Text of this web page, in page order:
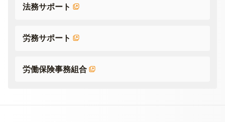
法務サポート
労務サポート
労働保険事務組合